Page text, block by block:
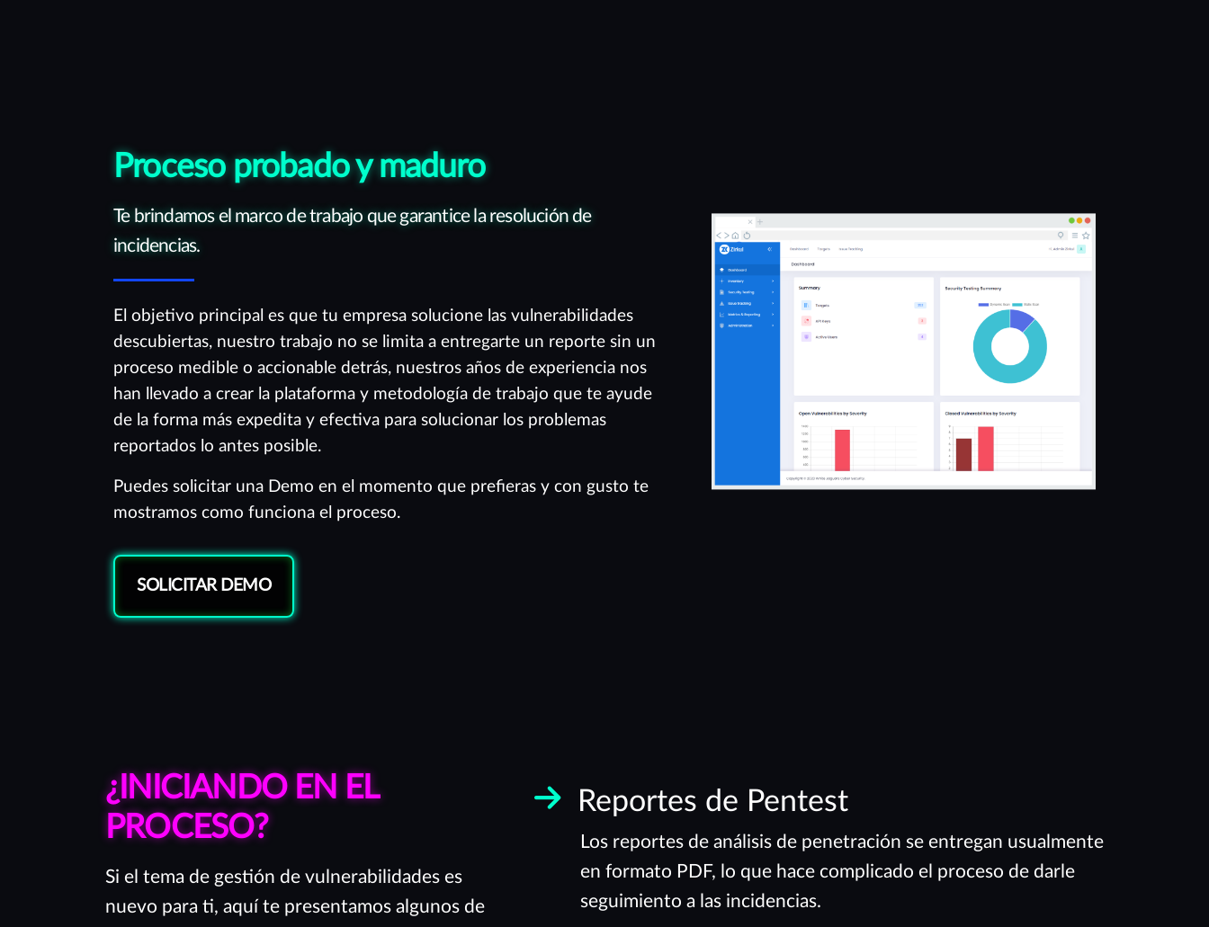
Proceso probado y maduro
Te brindamos el marco de trabajo que garantice la resolución de
incidencias.
El objetivo principal es que tu empresa solucione las vulnerabilidades
descubiertas, nuestro trabajo no se limita a entregarte un reporte sin un
proceso medible o accionable detrás, nuestros años de experiencia nos
han llevado a crear la plataforma y metodología de trabajo que te ayude
de la forma más expedita y efectiva para solucionar los problemas
reportados lo antes posible.
Puedes solicitar una Demo en el momento que prefieras y con gusto te
mostramos como funciona el proceso.
SOLICITAR DEMO
¿INICIANDO EN EL
PROCESO?
Si el tema de gestión de vulnerabilidades es
nuevo para ti, aquí te presentamos algunos de
Reportes de Pentest
Los reportes de análisis de penetración se entregan usualmente
en formato PDF, lo que hace complicado el proceso de darle
seguimiento a las incidencias.